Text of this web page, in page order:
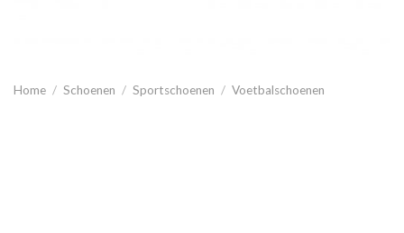
Home / Schoenen / Sportschoenen / Voetbalschoenen